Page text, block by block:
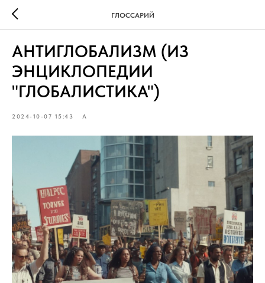
ГЛОССАРИЙ
АНТИГЛОБАЛИЗМ (ИЗ
ЭНЦИКЛОПЕДИИ
"ГЛОБАЛИСТИКА")
2024-10-07 15:43 А